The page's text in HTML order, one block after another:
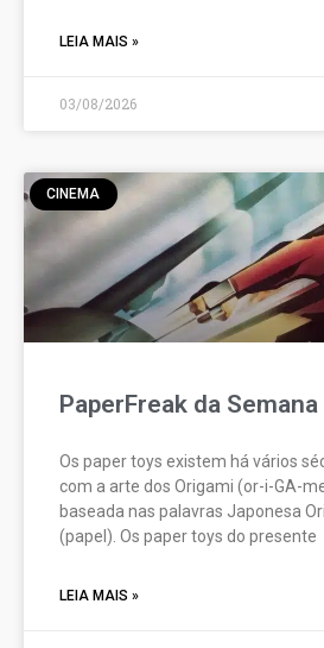
LEIA MAIS »
03/08/2026
CINEMA
PaperFreak da
Os paper toys existem há vários
com a arte dos Origami (or-i-GA-
baseada nas palavras Japonesa
(papel). Os paper toys do presente
LEIA MAIS »